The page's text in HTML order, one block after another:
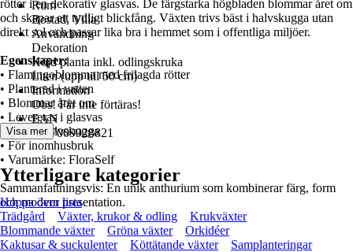
Rum
Bostad, Villa
Användning
Dekoration
Höjd planta inkl. odlingskruka
Liten (upp till 50 cm)
Information
Obs! Får inte förtäras!
EAN
2007009928821
rötter i en dekorativ glasvas. De färgstarka högbladen blommar året om
och skapar ett tydligt blickfång. Växten trivs bäst i halvskugga utan
direkt sol och passar lika bra i hemmet som i offentliga miljöer.
Egenskaper:
• Flamingoblomma med frilagda rötter
• Planterad i vatten
• Blommar året om
• Levereras i glasvas
• Trivs i halvskugga
• För inomhusbruk
• Varumärke: FloraSelf
Sammanfattningsvis: En unik anthurium som kombinerar färg, form
och modern presentation.
Visa mer
Ytterligare kategorier
Hoppa över lista
Trädgård
Växter, krukor & odling
Krukväxter
Blommande växter
Gröna växter
Orkidéer
Kaktusar & suckulenter
Köttätande växter Samplanteringar